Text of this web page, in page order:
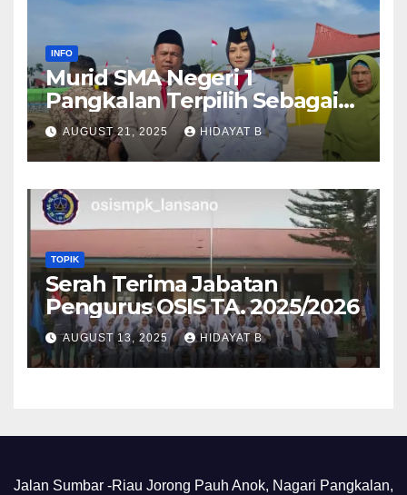
INFO
Murid SMA Negeri 1
Pangkalan Terpilih Sebagai
Anggota Paskibra Tingkat
Kabupaten Lima Puluh Kota
AUGUST 21, 2025 HIDAYAT B
TOPIK
Serah Terima Jabatan
Pengurus OSIS TA. 2025/2026
AUGUST 13, 2025 HIDAYAT B
Jalan Sumbar -Riau Jorong Pauh Anok, Nagari Pangkalan,